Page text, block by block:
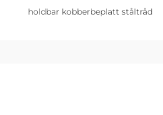
holdbar kobberbeplatt ståltråd